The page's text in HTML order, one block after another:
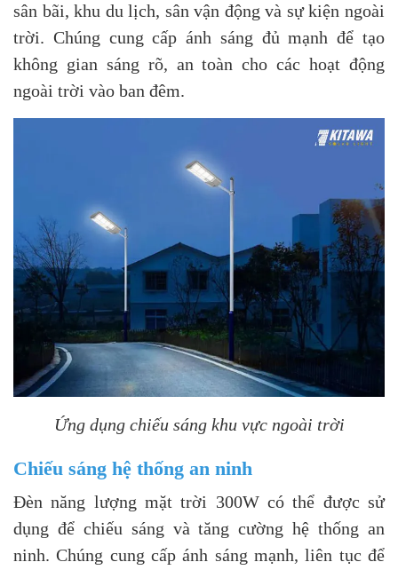
sân bãi, khu du lịch, sân vận động và sự kiện ngoài
trời. Chúng cung cấp ánh sáng đủ mạnh để tạo
không gian sáng rõ, an toàn cho các hoạt động
ngoài trời vào ban đêm.
Ứng dụng chiếu sáng khu vực ngoài trời
Chiếu sáng hệ thống an ninh
Đèn năng lượng mặt trời 300W có thể được sử
dụng để chiếu sáng và tăng cường hệ thống an
ninh. Chúng cung cấp ánh sáng mạnh, liên tục để